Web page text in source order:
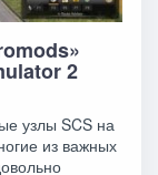
2
узлы SCS на
из важных